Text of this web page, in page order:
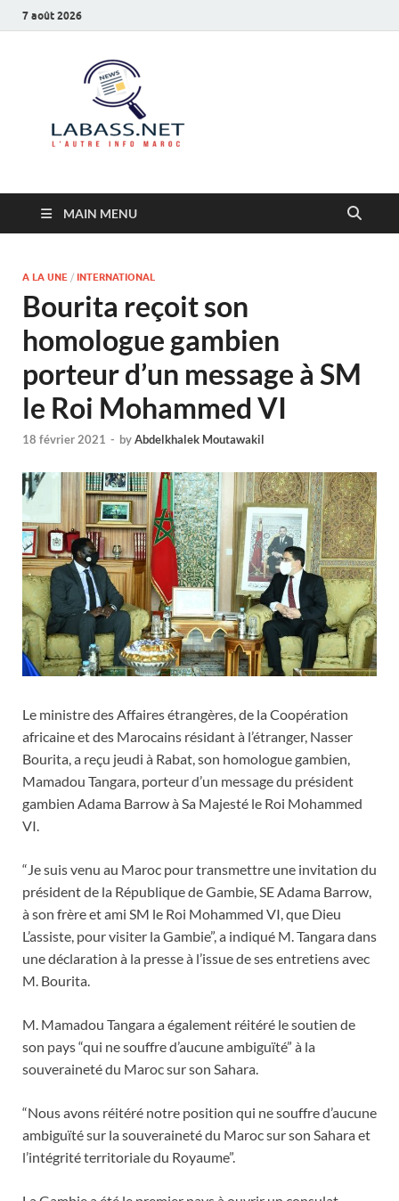
7 août 2026
MAIN MENU
A LA UNE / INTERNATIONAL
Bourita reçoit son
homologue gambien
porteur d’un message à SM
le Roi Mohammed VI
18 février 2021 - byAbdelkhalek Moutawakil
Le ministre des Affaires étrangères, de la Coopération
africaine et des Marocains résidant à l’étranger, Nasser
Bourita, a reçu jeudi à Rabat, son homologue gambien,
Mamadou Tangara, porteur d’un message du président
gambien Adama Barrow à Sa Majesté le Roi Mohammed
VI.
“Je suis venu au Maroc pour transmettre une invitation du
président de la République de Gambie, SE Adama Barrow,
à son frère et ami SM le Roi Mohammed VI, que Dieu
L’assiste, pour visiter la Gambie”, a indiqué M. Tangara dans
une déclaration à la presse à l’issue de ses entretiens avec
M. Bourita.
M. Mamadou Tangara a également réitéré le soutien de
son pays “qui ne souffre d’aucune ambiguïté” à la
souveraineté du Maroc sur son Sahara.
“Nous avons réitéré notre position qui ne souffre d’aucune
ambiguïté sur la souveraineté du Maroc sur son Sahara et
l’intégrité territoriale du Royaume”.